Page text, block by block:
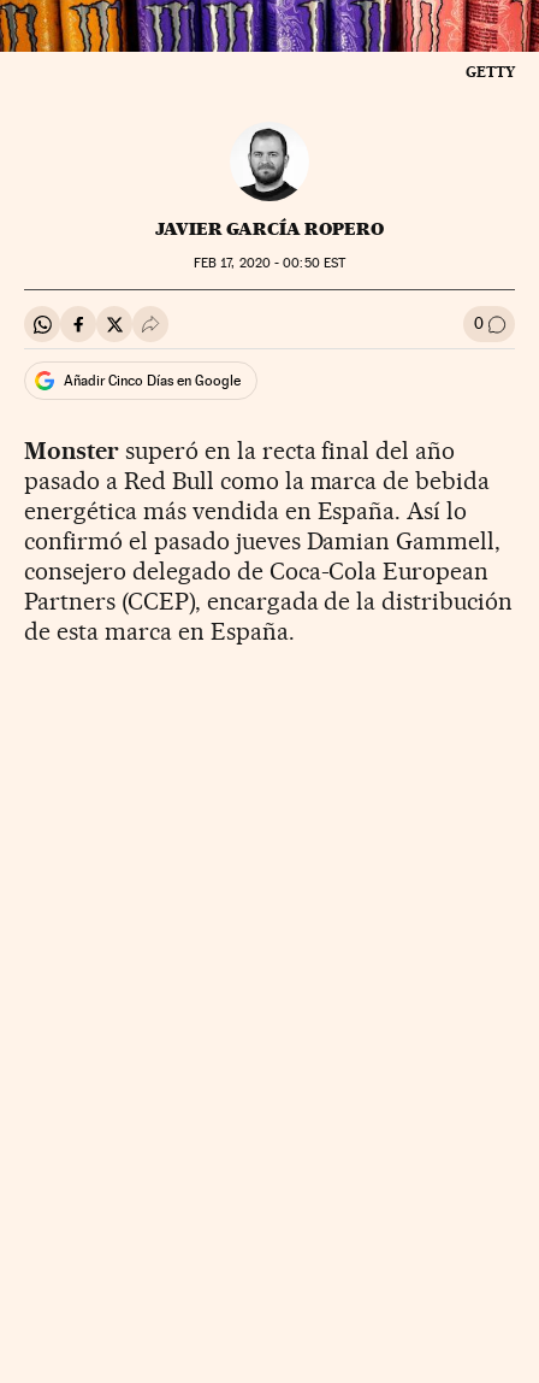
GETTY
JAVIER GARCÍA ROPERO
FEB 17, 2020 - 00:50EST
Compartir en Whatsapp
Compartir en Facebook
Compartir en Twitter
Desplegar Redes Sociales 0 Ir a
Añadir Cinco Días en Google
Monstersuperó en la recta final del año
pasado a Red Bull como la marca de bebida
energética más vendida en España. Así lo
confirmó el pasado jueves Damian Gammell,
consejero delegado de Coca-Cola European
Partners (CCEP), encargada de la distribución
de esta marca en España.